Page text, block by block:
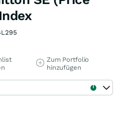
Zum Portfolio
hinzufügen